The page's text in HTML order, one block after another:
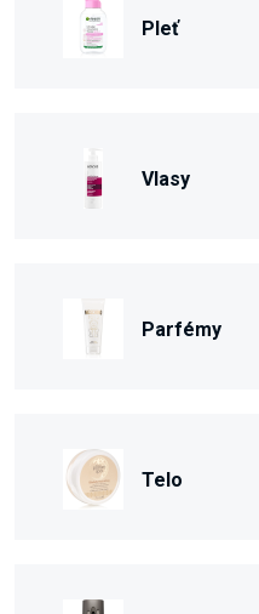
Pleť
Vlasy
Parfémy
Telo